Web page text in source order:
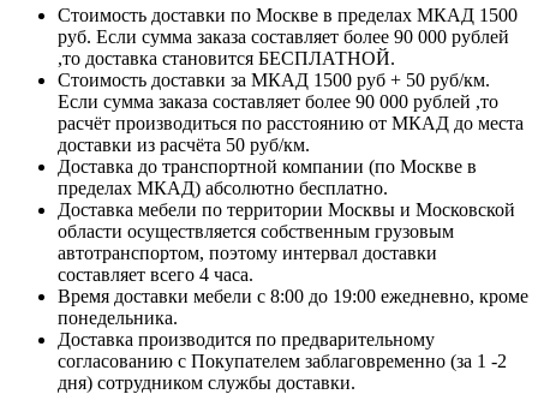
Стоимость доставки по Москве в пределах МКАД 1500
руб. Если сумма заказа составляет более 90 000 рублей
,то доставка становится БЕСПЛАТНОЙ.
Стоимость доставки за МКАД 1500 руб + 50 руб/км.
Если сумма заказа составляет более 90 000 рублей ,то
расчёт производиться по расстоянию от МКАД до места
доставки из расчёта 50 руб/км.
Доставка до транспортной компании (по Москве в
пределах МКАД) абсолютно бесплатно.
Доставка мебели по территории Москвы и Московской
области осуществляется собственным грузовым
автотранспортом, поэтому интервал доставки
составляет всего 4 часа.
Время доставки мебели с 8:00 до 19:00 ежедневно, кроме
понедельника.
Доставка производится по предварительному
согласованию с Покупателем заблаговременно (за 1 -2
дня) сотрудником службы доставки.